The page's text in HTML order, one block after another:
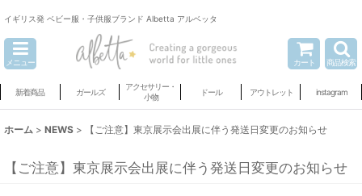
イギリス発 ベビー服・子供服ブランド Albetta アルベッタ
メニュー カート 商品検索
新着商品 ガールズ
アクセサリー・
小物
ドール アウトレット instagram
ホーム > NEWS > 【ご注意】東京展示会出展に伴う発送日変更のお知らせ
【ご注意】東京展示会出展に伴う発送日変更のお知らせ